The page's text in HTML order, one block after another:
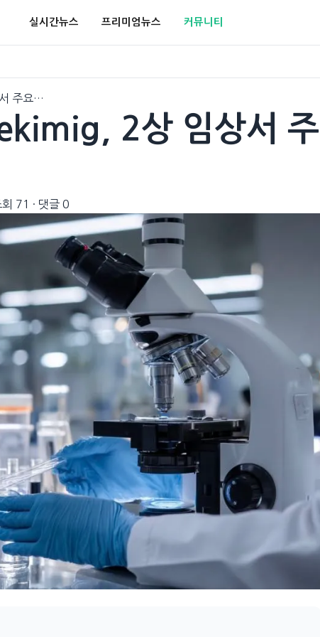
실시간뉴스 프리미엄뉴스 커뮤니티
주요…
2상 임상서 주
71 · 댓글 0